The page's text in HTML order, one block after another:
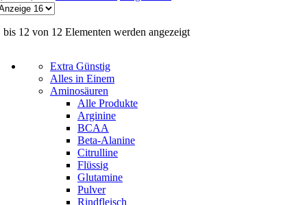
bis 12 von 12 Elementen werden angezeigt
Extra Günstig
Alles in Einem
Aminosäuren
Alle Produkte
Arginine
BCAA
Beta-Alanine
Citrulline
Flüssig
Glutamine
Pulver
Rindfleisch